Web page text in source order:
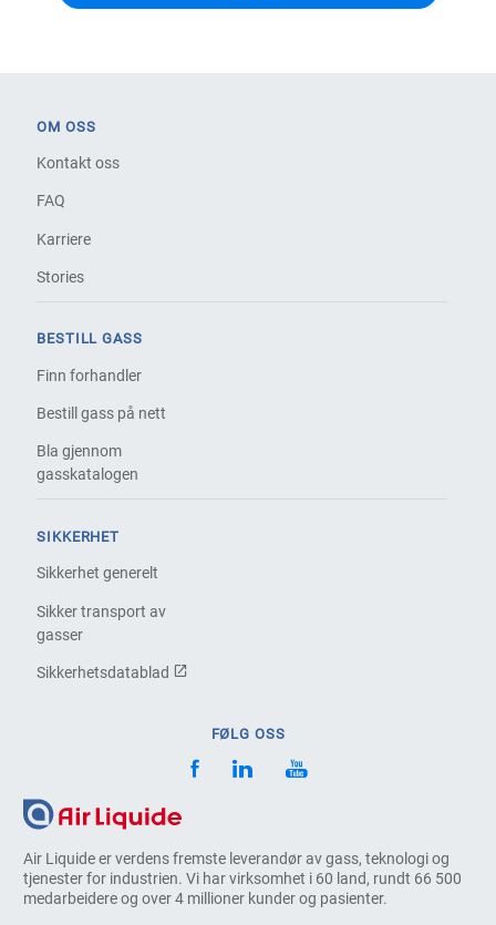
Air Liquide er verdens fremste leverandør av gass, teknologi og
tjenester for industrien. Vi har virksomhet i 60 land, rundt 66 500
medarbeidere og over 4 millioner kunder og pasienter.
OM OSS
Kontakt oss
FAQ
Karriere
Stories
BESTILL GASS
Finn forhandler
Bestill gass på nett
Bla gjennom
gasskatalogen
SIKKERHET
Sikkerhet generelt
Sikker transport av
gasser
Sikkerhetsdatablad
FØLG OSS